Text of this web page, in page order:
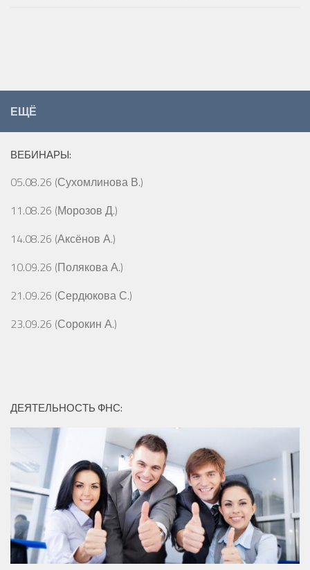
ЕЩЁ
ВЕБИНАРЫ:
05.08.26 (Сухомлинова В.)
11.08.26 (Морозов Д.)
14.08.26 (Аксёнов А.)
10.09.26 (Полякова А.)
21.09.26 (Сердюкова С.)
23.09.26 (Сорокин А.)
ДЕЯТЕЛЬНОСТЬ ФНС: